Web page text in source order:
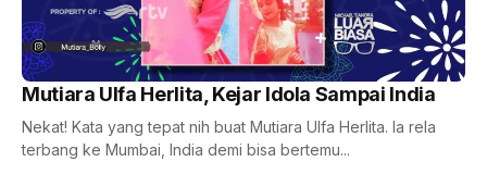
Mutiara Ulfa Herlita, Kejar Idola Sampai India
Nekat! Kata yang tepat nih buat Mutiara Ulfa Herlita. Ia rela
terbang ke Mumbai, India demi bisa bertemu...